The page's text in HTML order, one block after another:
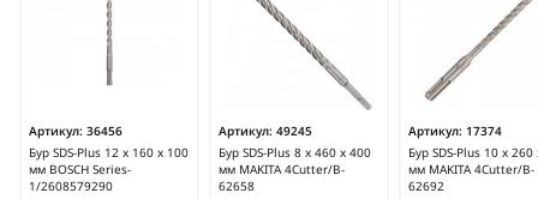
Артикул: 36456
Бур SDS-Plus 12 х 160 х 100
мм BOSCH Series-
1/2608579290
Артикул: 49245
Бур SDS-Plus 8 х 460 х 400
мм MAKITA 4Cutter/B-
62658
Артикул: 17374
Бур SDS-Plus 10 х 260
мм MAKITA 4Cutter/B-
62692